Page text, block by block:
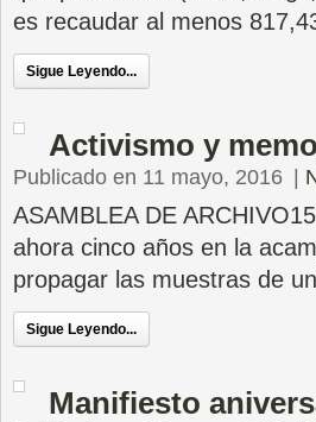
es recaudar al menos
Sigue Leyendo...
Activismo y
Publicado en 11 mayo, 2016
ASAMBLEA DE
ahora cinco años en la
propagar las muestras de
Sigue Leyendo...
Manifiesto